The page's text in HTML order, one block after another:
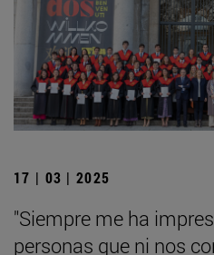
17 | 03 | 2025
"Siempre me ha
personas que ni nos